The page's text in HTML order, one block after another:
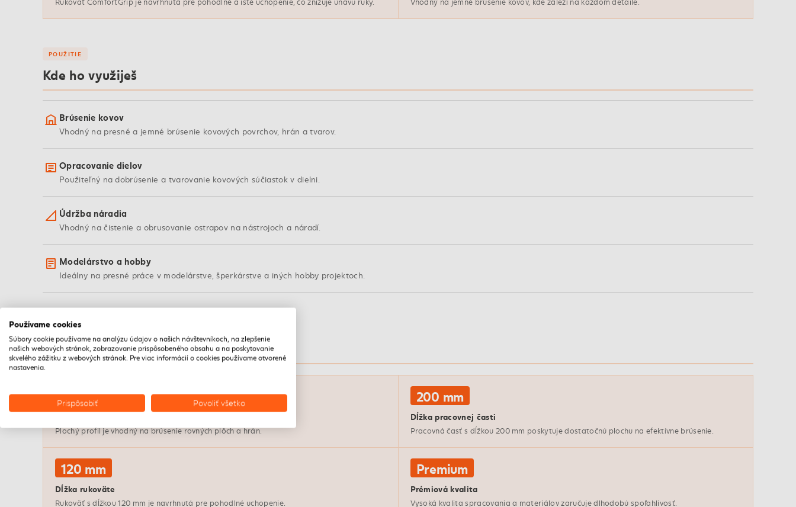
POUŽITIE
Kde ho využiješ
Brúsenie kovov
Vhodný na presné a jemné brúsenie kovových povrchov, hrán a tvarov.
Opracovanie dielov
Použiteľný na dobrúsenie a tvarovanie kovových súčiastok v dielni.
Údržba náradia
Vhodný na čistenie a obrusovanie ostrapov na nástrojoch a náradí.
Modelárstvo a hobby
Ideálny na presné práce v modelárstve, šperkárstve a iných hobby projektoch.
VLASTNOSTI
Kľúčové vlastnosti pilníka
Plochý
Plochý tvar
Plochý profil je vhodný na brúsenie rovných plôch a hrán.
200 mm
Dĺžka pracovnej časti
Pracovná časť s dĺžkou 200 mm poskytuje dostatočnú plochu na efektívne brúsenie.
120 mm
Dĺžka rukoväte
Rukoväť s dĺžkou 120 mm je navrhnutá pre pohodlné uchopenie.
Premium
Prémiová kvalita
Vysoká kvalita spracovania a materiálov zaručuje dlhodobú spoľahlivosť.
Používame cookies
Súbory cookie používame na analýzu údajov o našich návštevníkoch, na zlepšenie
našich webových stránok, zobrazovanie prispôsobeného obsahu a na poskytovanie
skvelého zážitku z webových stránok. Pre viac informácií o cookies používame otvorené
nastavenia.
Prispôsobiť Povoliť všetko